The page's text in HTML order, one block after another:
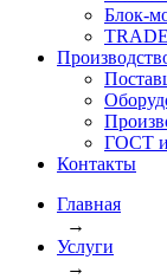
Блок-
ГОСТ и
Контакты
Главная
→
Услуги
→